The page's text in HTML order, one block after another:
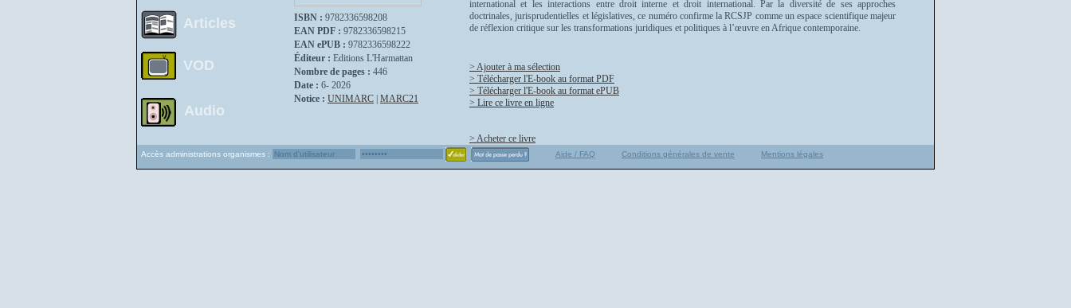
Articles
VOD
Audio
ISBN : 9782336598208
EAN PDF : 9782336598215
EAN ePUB : 9782336598222
Éditeur : Editions L'Harmattan
Nombre de pages : 446
Date : 6- 2026
Notice : UNIMARC MARC21
international et les interactions entre droit interne et droit international. Par la diversité de ses approches
doctrinales, jurisprudentielles et législatives, ce numéro confirme la RCSJP comme un espace scientifique majeur
de réflexion critique sur les transformations juridiques et politiques à l’œuvre en Afrique contemporaine.
> Ajouter à ma sélection
> Télécharger l'E-book au format PDF
> Télécharger l'E-book au format ePUB
> Lire ce livre en ligne
> Acheter ce livre
Accès administrations organismes : Aide / FAQ Conditions générales de vente Mentions légales